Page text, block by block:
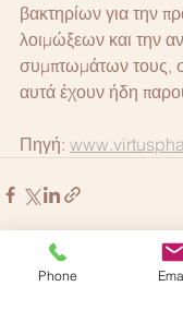
βακτηρίων για την
λοιμώξεων και την
συμπτωμάτων τους,
αυτά έχουν ήδη
Πηγή:
Phone